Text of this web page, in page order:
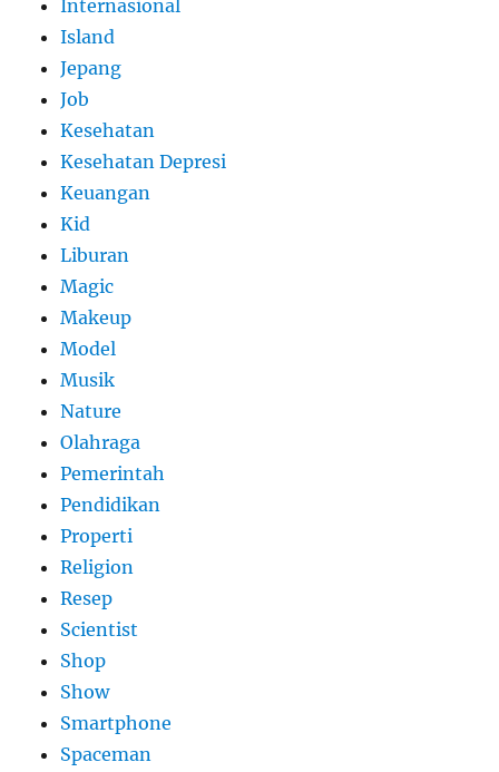
Internasional
Island
Jepang
Job
Kesehatan
Kesehatan Depresi
Keuangan
Kid
Liburan
Magic
Makeup
Model
Musik
Nature
Olahraga
Pemerintah
Pendidikan
Properti
Religion
Resep
Scientist
Shop
Show
Smartphone
Spaceman